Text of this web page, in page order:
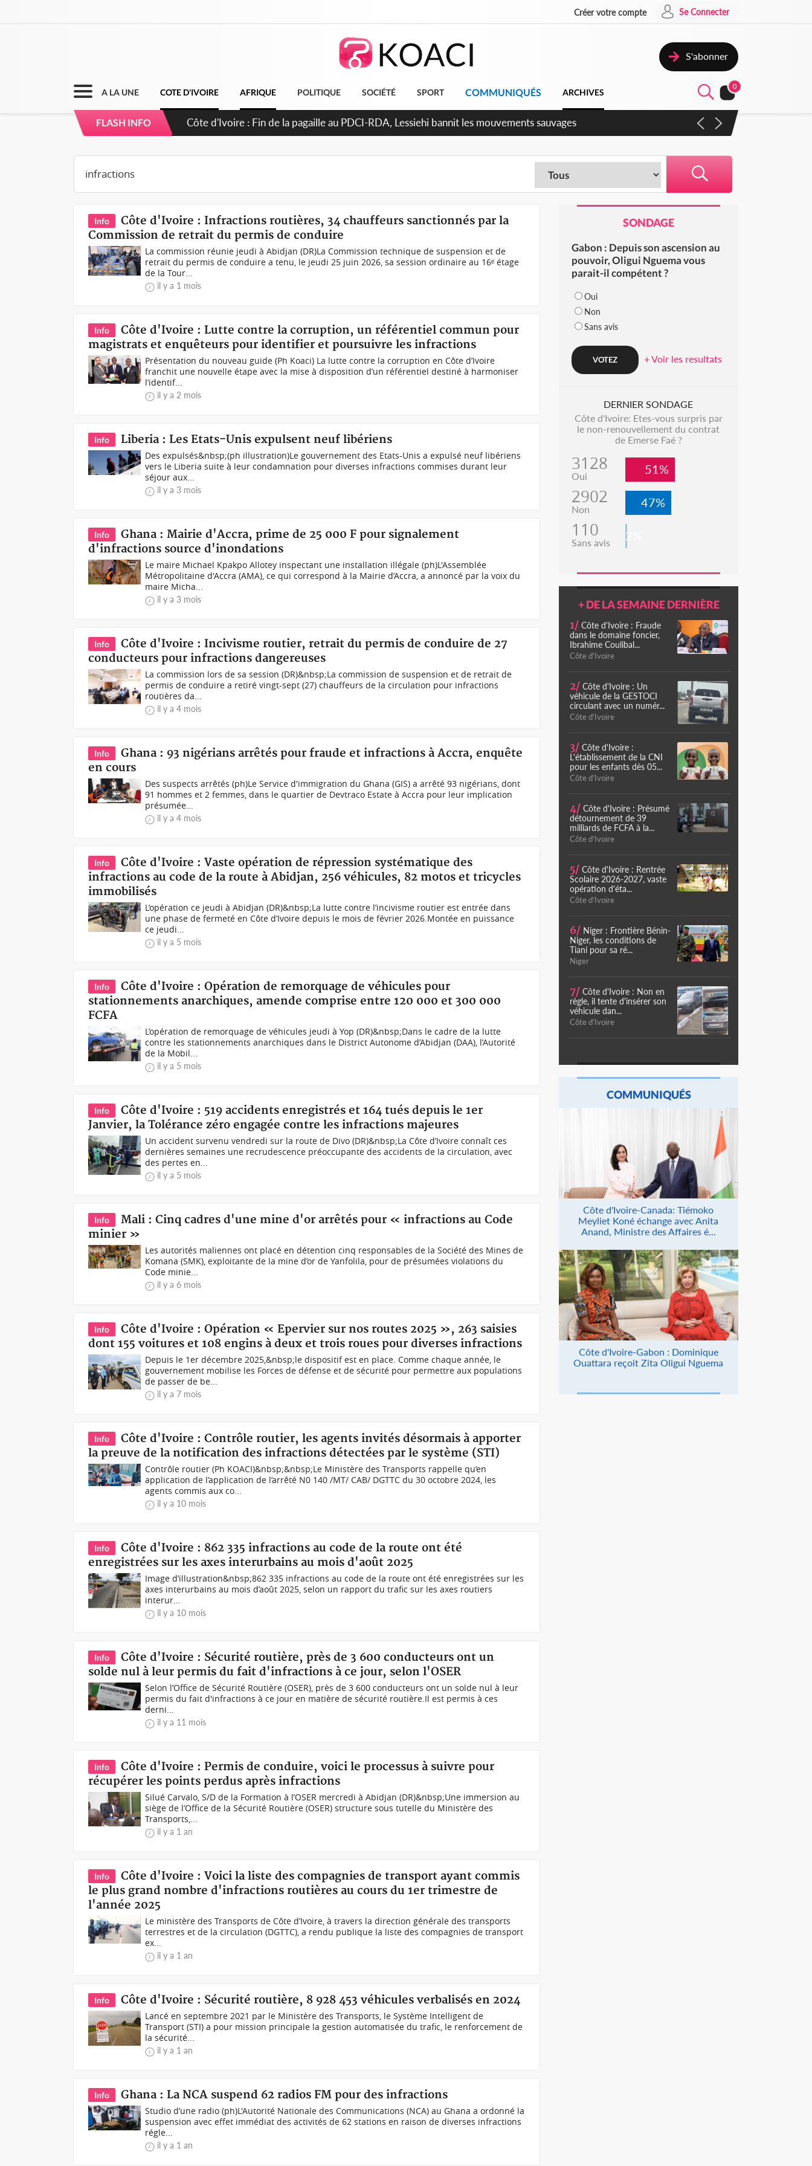
Créer votre compte Se Connecter
S'abonner
A LA UNE COTE D'IVOIRE AFRIQUE POLITIQUE SOCIÉTÉ SPORT COMMUNIQUÉS ARCHIVES
0
FLASH INFO Côte d'Ivoire : Ouattara promet des sanctions contre les déguerpissements illégaux
Info
Côte d'Ivoire : Infractions routières, 34 chauffeurs sanctionnés par la
Commission de retrait du permis de conduire
La commission réunie jeudi à Abidjan (DR)La Commission technique de suspension et de
retrait du permis de conduire a tenu, le jeudi 25 juin 2026, sa session ordinaire au 16ᵉ étage
de la Tour...
il y a 1 mois
Info
Côte d'Ivoire : Lutte contre la corruption, un référentiel commun pour
magistrats et enquêteurs pour identifier et poursuivre les infractions
Présentation du nouveau guide (Ph Koaci) La lutte contre la corruption en Côte d’Ivoire
franchit une nouvelle étape avec la mise à disposition d’un référentiel destiné à harmoniser
l’identif...
il y a 2 mois
Info Liberia : Les Etats-Unis expulsent neuf libériens
Des expulsés&nbsp;(ph illustration)Le gouvernement des Etats-Unis a expulsé neuf libériens
vers le Liberia suite à leur condamnation pour diverses infractions commises durant leur
séjour aux...
il y a 3 mois
Info
Ghana : Mairie d'Accra, prime de 25 000 F pour signalement
d'infractions source d'inondations
Le maire Michael Kpakpo Allotey inspectant une installation illégale (ph)L'Assemblée
Métropolitaine d'Accra (AMA), ce qui correspond à la Mairie d’Accra, a annoncé par la voix du
maire Micha...
il y a 3 mois
Info
Côte d'Ivoire : Incivisme routier, retrait du permis de conduire de 27
conducteurs pour infractions dangereuses
La commission lors de sa session (DR)&nbsp;La commission de suspension et de retrait de
permis de conduire a retiré vingt-sept (27) chauffeurs de la circulation pour infractions
routières da...
il y a 4 mois
Info
Ghana : 93 nigérians arrêtés pour fraude et infractions à Accra, enquête
en cours
Des suspects arrêtés (ph)Le Service d'immigration du Ghana (GIS) a arrêté 93 nigérians, dont
91 hommes et 2 femmes, dans le quartier de Devtraco Estate à Accra pour leur implication
présumée...
il y a 4 mois
Info
Côte d'Ivoire : Vaste opération de répression systématique des
infractions au code de la route à Abidjan, 256 véhicules, 82 motos et tricycles
immobilisés
L’opération ce jeudi à Abidjan (DR)&nbsp;La lutte contre l’incivisme routier est entrée dans
une phase de fermeté en Côte d’Ivoire depuis le mois de février 2026.Montée en puissance
ce jeudi...
il y a 5 mois
Info
Côte d'Ivoire : Opération de remorquage de véhicules pour
stationnements anarchiques, amende comprise entre 120 000 et 300 000
FCFA
L’opération de remorquage de véhicules jeudi à Yop (DR)&nbsp;Dans le cadre de la lutte
contre les stationnements anarchiques dans le District Autonome d’Abidjan (DAA), l’Autorité
de la Mobil...
il y a 5 mois
Info
Côte d'Ivoire : 519 accidents enregistrés et 164 tués depuis le 1er
Janvier, la Tolérance zéro engagée contre les infractions majeures
Un accident survenu vendredi sur la route de Divo (DR)&nbsp;La Côte d’Ivoire connaît ces
dernières semaines une recrudescence préoccupante des accidents de la circulation, avec
des pertes en...
il y a 5 mois
Info
Mali : Cinq cadres d'une mine d'or arrêtés pour « infractions au Code
minier »
Les autorités maliennes ont placé en détention cinq responsables de la Société des Mines de
Komana (SMK), exploitante de la mine d’or de Yanfolila, pour de présumées violations du
Code minie...
il y a 6 mois
Info
Côte d'Ivoire : Opération « Epervier sur nos routes 2025 », 263 saisies
dont 155 voitures et 108 engins à deux et trois roues pour diverses infractions
Depuis le 1er décembre 2025,&nbsp;le dispositif est en place. Comme chaque année, le
gouvernement mobilise les Forces de défense et de sécurité pour permettre aux populations
de passer de be...
il y a 7 mois
Info
Côte d'Ivoire : Contrôle routier, les agents invités désormais à apporter
la preuve de la notification des infractions détectées par le système (STI)
Contrôle routier (Ph KOACI)&nbsp;&nbsp;Le Ministère des Transports rappelle qu’en
application de l’application de l’arrêté N0 140 /MT/ CAB/ DGTTC du 30 octobre 2024, les
agents commis aux co...
il y a 10 mois
Info
Côte d'Ivoire : 862 335 infractions au code de la route ont été
enregistrées sur les axes interurbains au mois d'août 2025
Image d’illustration&nbsp;862 335 infractions au code de la route ont été enregistrées sur les
axes interurbains au mois d’août 2025, selon un rapport du trafic sur les axes routiers
interur...
il y a 10 mois
Info
Côte d'Ivoire : Sécurité routière, près de 3 600 conducteurs ont un
solde nul à leur permis du fait d'infractions à ce jour, selon l'OSER
Selon l’Office de Sécurité Routière (OSER), près de 3 600 conducteurs ont un solde nul à leur
permis du fait d'infractions à ce jour en matière de sécurité routière.Il est permis à ces
derni...
il y a 11 mois
Info
Côte d'Ivoire : Permis de conduire, voici le processus à suivre pour
récupérer les points perdus après infractions
Silué Carvalo, S/D de la Formation à l’OSER mercredi à Abidjan (DR)&nbsp;Une immersion au
siège de l’Office de la Sécurité Routière (OSER) structure sous tutelle du Ministère des
Transports,...
il y a 1 an
Info
Côte d'Ivoire : Voici la liste des compagnies de transport ayant commis
le plus grand nombre d'infractions routières au cours du 1er trimestre de
l'année 2025
Le ministère des Transports de Côte d’Ivoire, à travers la direction générale des transports
terrestres et de la circulation (DGTTC), a rendu publique la liste des compagnies de transport
ex...
il y a 1 an
Info Côte d'Ivoire : Sécurité routière, 8 928 453 véhicules verbalisés en 2024
Lancé en septembre 2021 par le Ministère des Transports, le Système Intelligent de
Transport (STI) a pour mission principale la gestion automatisée du trafic, le renforcement de
la sécurité...
il y a 1 an
Info Ghana : La NCA suspend 62 radios FM pour des infractions
Studio d’une radio (ph)L'Autorité Nationale des Communications (NCA) au Ghana a ordonné la
suspension avec effet immédiat des activités de 62 stations en raison de diverses infractions
régle...
il y a 1 an
SONDAGE
Gabon : Depuis son ascension au
pouvoir, Oligui Nguema vous
parait-il compétent ?
Oui
Non
Sans avis
+ Voir les resultats
DERNIER SONDAGE
Côte d'Ivoire: Etes-vous surpris par
le non-renouvellement du contrat
de Emerse Faé ?
3128
Oui 51%
2902
Non 47%
110
Sans avis 2%
+ DE LA SEMAINE DERNIÈRE
1/ Côte d'Ivoire : Fraude
dans le domaine foncier,
Ibrahime Coulibal...
Côte d'Ivoire
2/ Côte d'Ivoire : Un
véhicule de la GESTOCI
circulant avec un numér...
Côte d'Ivoire
3/ Côte d'Ivoire :
L'établissement de la CNI
pour les enfants dès 05...
Côte d'Ivoire
4/ Côte d'Ivoire : Présumé
détournement de 39
milliards de FCFA à la...
Côte d'Ivoire
5/ Côte d'Ivoire : Rentrée
Scolaire 2026-2027, vaste
opération d'éta...
Côte d'Ivoire
6/ Niger : Frontière Bénin-
Niger, les conditions de
Tiani pour sa ré...
Niger
7/ Côte d'Ivoire : Non en
règle, il tente d'insérer son
véhicule dan...
Côte d'Ivoire
COMMUNIQUÉS
Côte d'Ivoire-Canada: Tiémoko
Meyliet Koné échange avec Anita
Anand, Ministre des Affaires é...
Côte d'Ivoire-Gabon : Dominique
Ouattara reçoit Zita Oligui Nguema